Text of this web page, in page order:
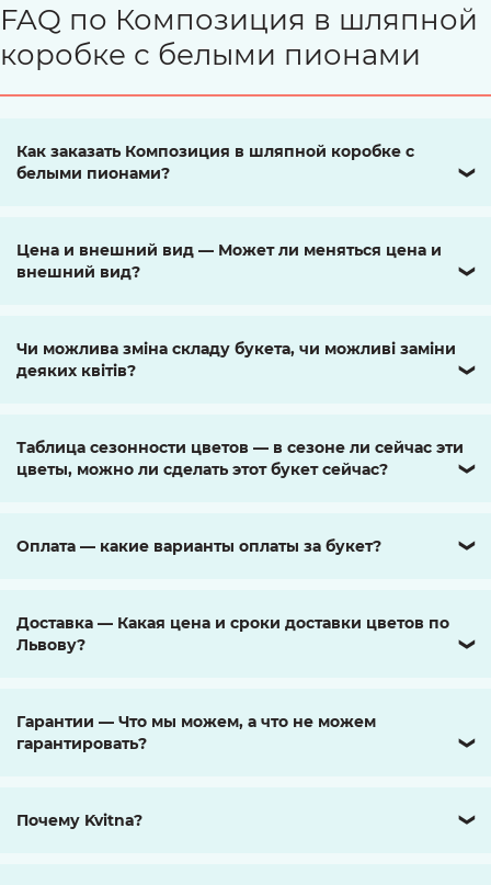
FAQ по Композиция в шляпной
коробке с белыми пионами
Как заказать Композиция в шляпной коробке с
белыми пионами?
❯
Цена и внешний вид — Может ли меняться цена и
внешний вид?
❯
Чи можлива зміна складу букета, чи можливі заміни
деяких квітів?
❯
Таблица сезонности цветов — в сезоне ли сейчас эти
цветы, можно ли сделать этот букет сейчас?
❯
Оплата — какие варианты оплаты за букет? ❯
Доставка — Какая цена и сроки доставки цветов по
Львову?
❯
Гарантии — Что мы можем, а что не можем
гарантировать?
❯
Почему Kvitna? ❯